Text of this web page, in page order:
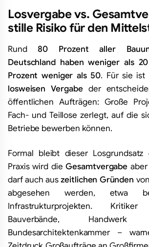
Losvergabe vs.
stille Risiko für den
Rund80 Prozent aller
Deutschland haben weniger als
Prozent weniger als 50. Für sie ist
losweisen Vergabeder
öffentlichen Aufträgen: Große
Fach- und Teillose zerlegt, auf die
Betriebe bewerben können.
Formal bleibt dieser
Praxis wird dieGesamtvergabe
darf auch auszeitlichen Gründen
abgesehen werden, etwa
Infrastrukturprojekten.
Bauverbände,
Bundesarchitektenkammer –